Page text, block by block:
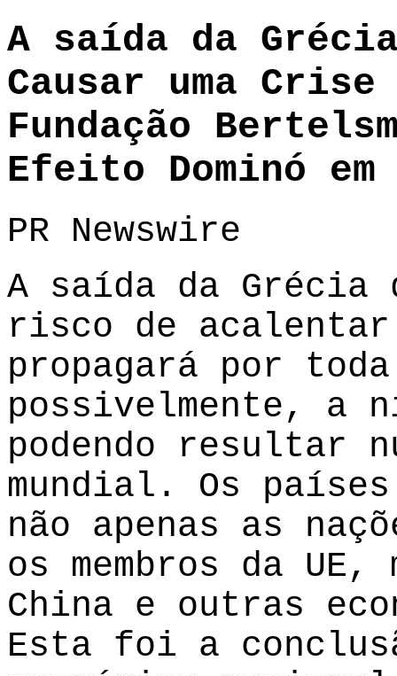
A saída da
Causar uma
Fundação
Efeito Dominó em
PR Newswire
A saída da Grécia
risco de acalentar
propagará por
possivelmente, a
podendo resultar
mundial. Os
não apenas as
os membros da UE,
China e outras
Esta foi a